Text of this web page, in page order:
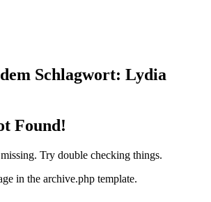
Schlagwort: Lydia
Found!
Try double checking things.
in the archive.php template.